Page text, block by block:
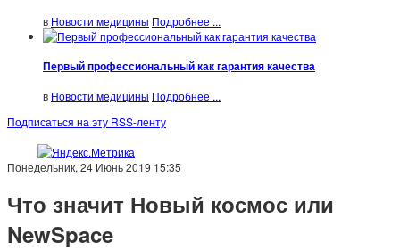
в Новости медицины Подробнее ...
Первый профессиональный как гарантия качества
в Новости медицины Подробнее ...
Подписаться на эту RSS-ленту
Понедельник, 24 Июнь 2019 15:35
Что значит Новый космос или
NewSpace